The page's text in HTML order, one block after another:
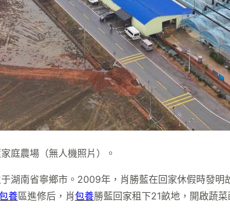
庭農場（無人機照片）。
湖南省寧鄉市。2009年，肖勝藍在回家休假時發
養區進修后，肖包養勝藍回家租下21畝地，開啟蔬